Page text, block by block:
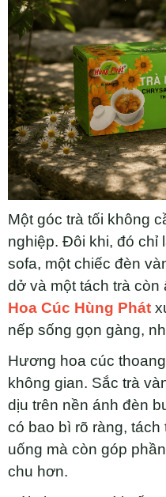
Một góc trà tối không
nghiệp. Đôi khi, đó chỉ
sofa, một chiếc đèn
dở và một tách trà còn
Hoa Cúc Hùng Phát
nếp sống gọn gàng,
Hương hoa cúc
không gian. Sắc trà
dịu trên nền ánh đèn
có bao bì rõ ràng,
uống mà còn góp
chu hơn.